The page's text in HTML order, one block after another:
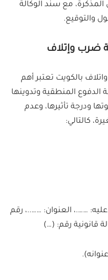
مع سند الوكالة
والتوقيع.
ضرب وإتلاف
بالكويت تعتبر أهم
المنطقية وتدوينها
ودرجة تأثيرها، وعدم
كالتالي:
…….، العنوان: ……..، رقم
قانونية رقم: (…)